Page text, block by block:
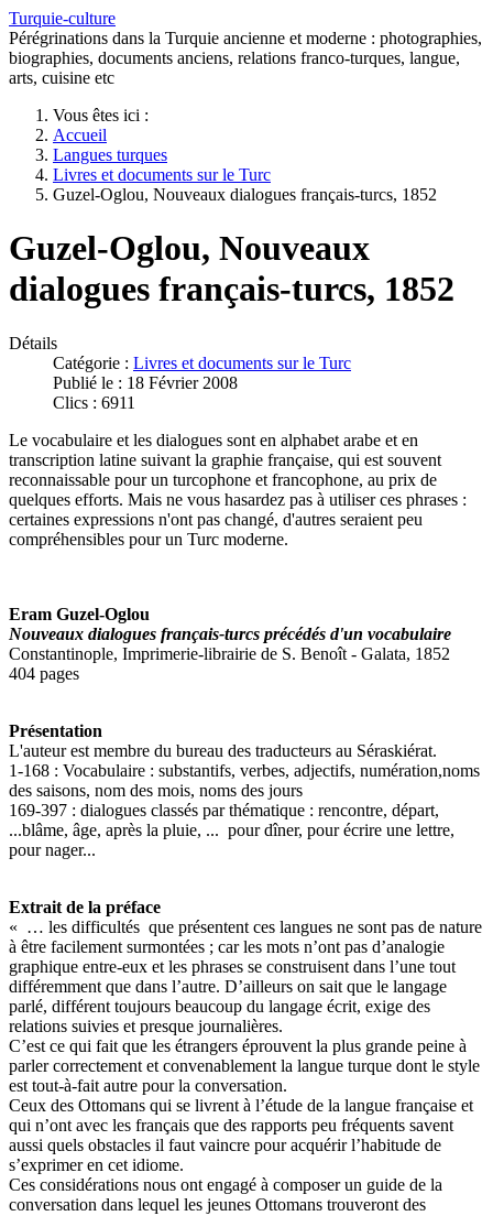
Turquie-culture
Pérégrinations dans la Turquie ancienne et moderne : photographies,
biographies, documents anciens, relations franco-turques, langue,
arts, cuisine etc
Vous êtes ici :
Accueil
Langues turques
Livres et documents sur le Turc
Guzel-Oglou, Nouveaux dialogues français-turcs, 1852
Guzel-Oglou, Nouveaux
dialogues français-turcs, 1852
Détails
Catégorie : Livres et documents sur le Turc
Publié le : 18 Février 2008
Clics : 6911
Le vocabulaire et les dialogues sont en alphabet arabe et en
transcription latine suivant la graphie française, qui est souvent
reconnaissable pour un turcophone et francophone, au prix de
quelques efforts. Mais ne vous hasardez pas à utiliser ces phrases :
certaines expressions n'ont pas changé, d'autres seraient peu
compréhensibles pour un Turc moderne.
Eram Guzel-Oglou
Nouveaux dialogues français-turcs précédés d'un vocabulaire
Constantinople, Imprimerie-librairie de S. Benoît - Galata, 1852
404 pages
Présentation
L'auteur est membre du bureau des traducteurs au Séraskiérat.
1-168 : Vocabulaire : substantifs, verbes, adjectifs, numération,noms
des saisons, nom des mois, noms des jours
169-397 : dialogues classés par thématique : rencontre, départ,
...blâme, âge, après la pluie, ... pour dîner, pour écrire une lettre,
pour nager...
Extrait de la préface
« … les difficultés que présentent ces langues ne sont pas de nature
à être facilement surmontées ; car les mots n’ont pas d’analogie
graphique entre-eux et les phrases se construisent dans l’une tout
différemment que dans l’autre. D’ailleurs on sait que le langage
parlé, différent toujours beaucoup du langage écrit, exige des
relations suivies et presque journalières.
C’est ce qui fait que les étrangers éprouvent la plus grande peine à
parler correctement et convenablement la langue turque dont le style
est tout-à-fait autre pour la conversation.
Ceux des Ottomans qui se livrent à l’étude de la langue française et
qui n’ont avec les français que des rapports peu fréquents savent
aussi quels obstacles il faut vaincre pour acquérir l’habitude de
s’exprimer en cet idiome.
Ces considérations nous ont engagé à composer un guide de la
conversation dans lequel les jeunes Ottomans trouveront des